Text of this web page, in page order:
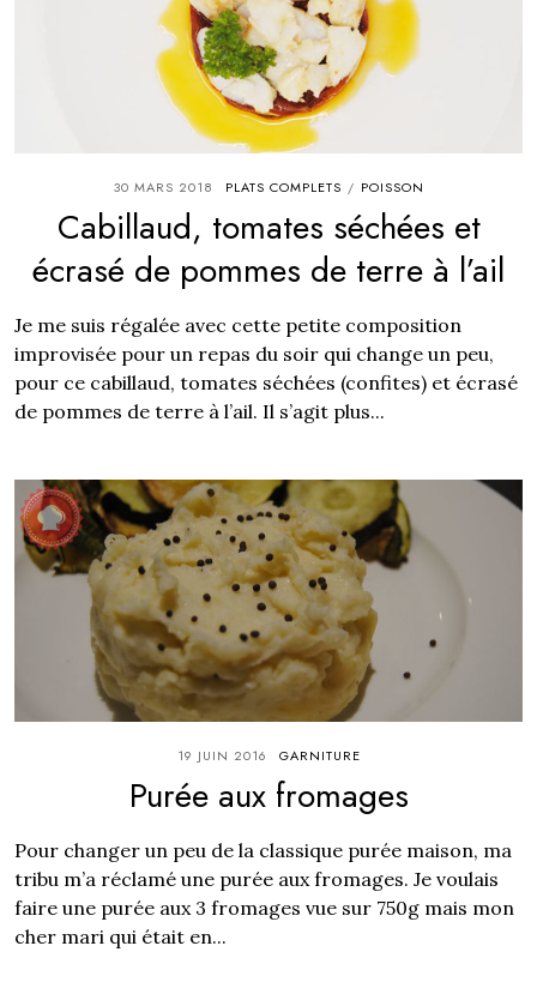
30 MARS 2018 PLATS COMPLETS / POISSON
Cabillaud, tomates séchées et
écrasé de pommes de terre à l’ail
Je me suis régalée avec cette petite composition
improvisée pour un repas du soir qui change un peu,
pour ce cabillaud, tomates séchées (confites) et écrasé
de pommes de terre à l’ail. Il s’agit plus...
19 JUIN 2016 GARNITURE
Purée aux fromages
Pour changer un peu de la classique purée maison, ma
tribu m’a réclamé une purée aux fromages. Je voulais
faire une purée aux 3 fromages vue sur 750g mais mon
cher mari qui était en...